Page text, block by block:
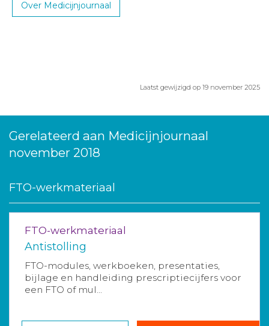
Over Medicijnjournaal
Laatst gewijzigd op 19 november 2025
Gerelateerd aan Medicijnjournaal
november 2018
FTO-werkmateriaal
FTO-werkmateriaal
Antistolling
FTO-modules, werkboeken, presentaties,
bijlage en handleiding prescriptiecijfers voor
een FTO of mul...